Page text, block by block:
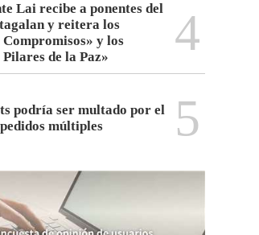
Lai recibe a ponentes del
y reitera los
y los
de la Paz»
4
podría ser multado por el
múltiples
5